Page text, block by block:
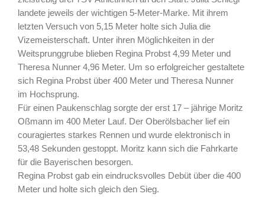
landete jeweils der wichtigen 5-Meter-Marke. Mit ihrem
letzten Versuch von 5,15 Meter holte sich Julia die
Vizemeisterschaft. Unter ihren Möglichkeiten in der
Weitsprunggrube blieben Regina Probst 4,99 Meter und
Theresa Nunner 4,96 Meter. Um so erfolgreicher gestaltete
sich Regina Probst über 400 Meter und Theresa Nunner
im Hochsprung.
Für einen Paukenschlag sorgte der erst 17 – jährige Moritz
Oßmann im 400 Meter Lauf. Der Oberölsbacher lief ein
couragiertes starkes Rennen und wurde elektronisch in
53,48 Sekunden gestoppt. Moritz kann sich die Fahrkarte
für die Bayerischen besorgen.
Regina Probst gab ein eindrucksvolles Debüt über die 400
Meter und holte sich gleich den Sieg.